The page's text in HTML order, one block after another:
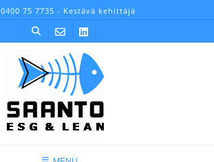
0400 75 7735 - Kestävä kehittäjä